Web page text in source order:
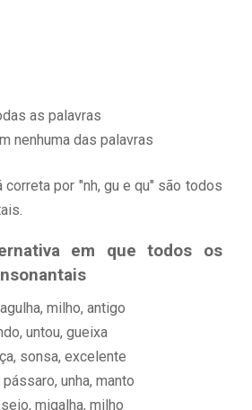
as palavras
nenhuma das palavras
correta por "nh, gu e qu" são todos
em que todos os
milho, antigo
untou, gueixa
sonsa, excelente
unha, manto
migalha, milho